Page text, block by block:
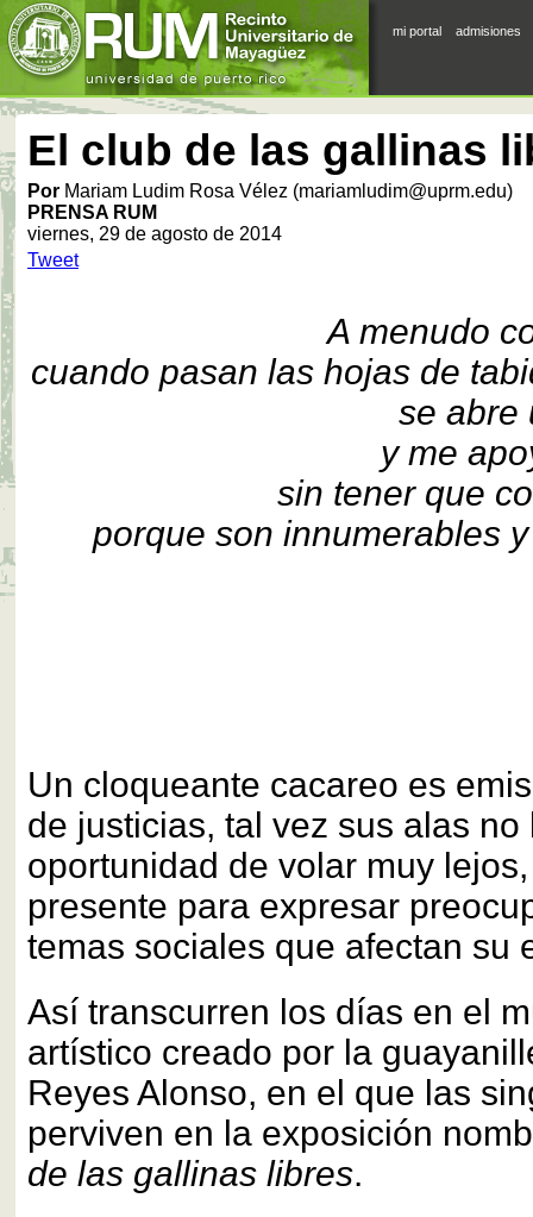
mi portal admisiones
El club de las gallinas
Por Mariam Ludim Rosa Vélez (mariamludim@uprm.edu)
PRENSA RUM
viernes, 29 de agosto de 2014
Tweet
A menudo
cuando pasan las hojas de
se abre
y me
sin tener que
porque son innumerables
Un cloqueante cacareo es
de justicias, tal vez sus alas no
oportunidad de volar muy
presente para expresar
temas sociales que afectan su
Así transcurren los días en el
artístico creado por la
Reyes Alonso, en el que las
perviven en la exposición
de las gallinas libres.